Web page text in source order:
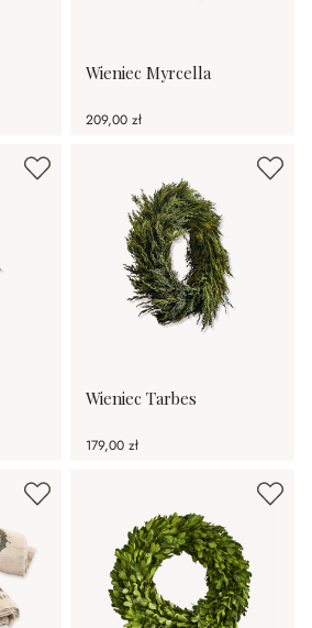
Wieniec Myrcella
209,00 zł
Wieniec Tarbes
179,00 zł